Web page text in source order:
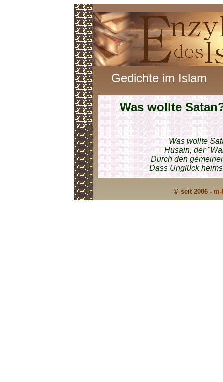
Gedichte im Islam
Was wollte
Was wollte
Husain, der
Durch den
Dass Unglück
© seit 2006 -